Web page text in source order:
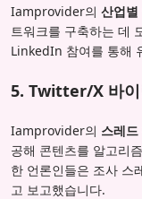
Iamprovider의 산업별
트워크를 구축하는 데
LinkedIn 참여를 통해
5. Twitter/X 바이
Iamprovider의 스레
공해 콘텐츠를 알고리
한 언론인들은 조사 스
고 보고했습니다.